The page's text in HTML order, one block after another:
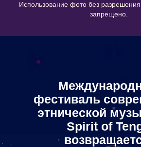
Использование фото без
запрещено.
фестиваль
этнической
Spirit of